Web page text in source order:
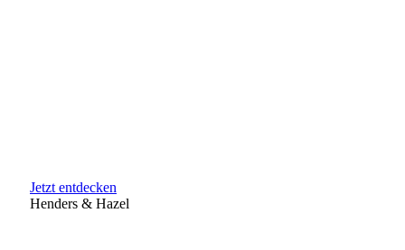
Jetzt entdecken
Henders & Hazel